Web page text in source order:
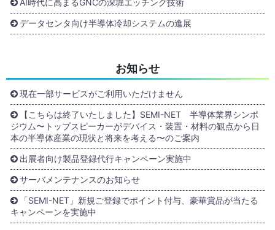
データセンタ向け半導体冷却システムの進展
お知らせ
現在一部サービスがご利用いただけません
【こちらは終了いたしました】SEMI-NET 半導体業界シンポ
ジウム〜トップスピーカーがデバイス・装置・材料の観点から日
本の半導体産業の現状と将来を考える〜のご案内
出展者向け製品登録代行キャンペーン実施中
サーバメンテナンスのお知らせ
「SEMI-NET」新規ご登録でポイント付与、豪華賞品が当たる
キャンペーンを実施中